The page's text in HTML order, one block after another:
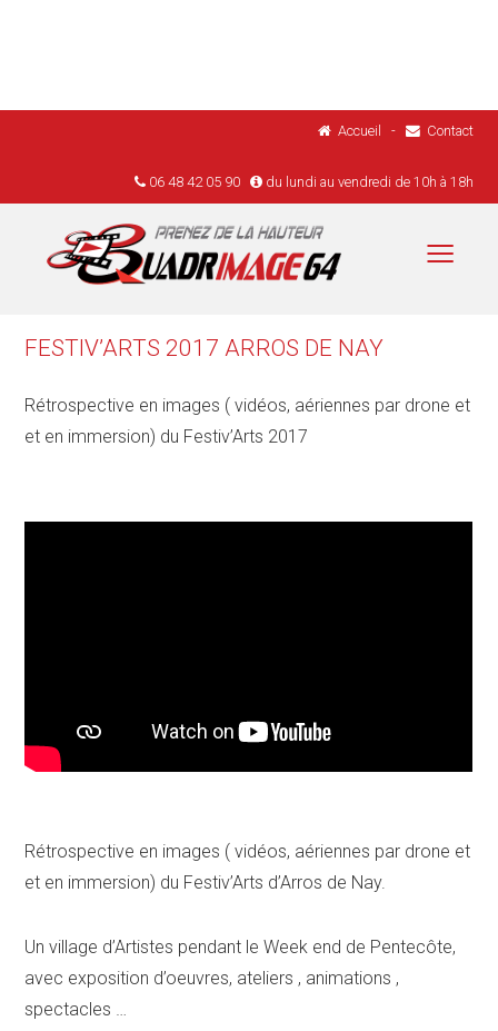
Accueil - Contact
06 48 42 05 90 du lundi au vendredi de 10h à 18h
Menu
Accueil
Drones
Réglementation
FESTIV’ARTS 2017 ARROS DE NAY
Rétrospective en images ( vidéos, aériennes par drone et
et en immersion) du Festiv’Arts 2017
Rétrospective en images ( vidéos, aériennes par drone et
et en immersion) du Festiv’Arts d’Arros de Nay.
Un village d’Artistes pendant le Week end de Pentecôte,
avec exposition d’oeuvres, ateliers , animations ,
spectacles …